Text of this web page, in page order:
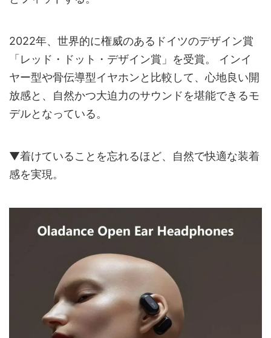
2022年、世界的に権威のあるドイツのデザイン賞
「レッド・ドット・デザイン賞」を受賞。 インイ
ヤー型や骨伝導型イヤホンと比較して、心地良い開
放感と、自然かつ大迫力のサウンドを堪能できるモ
デルとなっている。
▼着けていることを忘れるほど、自然で快適な装着
感を実現。